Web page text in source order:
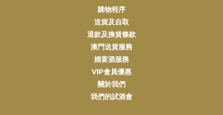
購物程序
送貨及自取
退款及換貨條款
澳門送貨服務
婚宴酒服務
VIP會員優惠
關於我們
我們的試酒會